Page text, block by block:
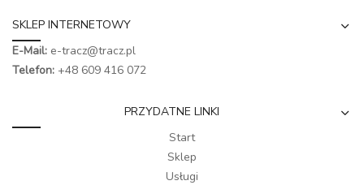
SKLEP INTERNETOWY
E-Mail: e-tracz@tracz.pl
Telefon: +48 609 416 072
PRZYDATNE LINKI
Start
Sklep
Usługi